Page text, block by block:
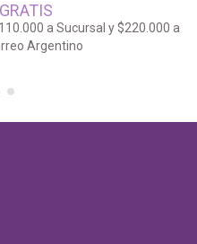
a Sucursal y $220.000 a
Argentino